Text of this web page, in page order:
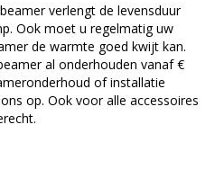
verlengt de levensduur
Ook moet u regelmatig uw
de warmte goed kwijt kan.
al onderhouden vanaf €
of installatie
op. Ook voor alle accessoires